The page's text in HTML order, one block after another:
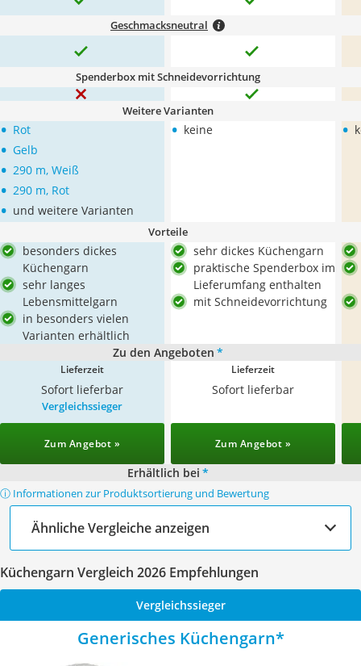
Geschmacksneutral
Spenderbox mit Schneidevorrichtung
Weitere Varianten
• Rot
• Gelb
• 290 m, Weiß
• 290 m, Rot
• und weitere Varianten
• keine •
Vorteile
besonders dickes
Küchengarn
sehr langes
Lebensmittelgarn
in besonders vielen
Varianten erhältlich
sehr dickes Küchengarn
praktische Spenderbox im
Lieferumfang enthalten
mit Schneidevorrichtung
Zu den Angeboten *
Lieferzeit
Sofort lieferbar
Lieferzeit
Sofort lieferbar
Vergleichssieger
Zum Angebot » Zum Angebot »
Erhältlich bei *
ⓘ Informationen zur Produktsortierung und Bewertung
Ähnliche Vergleiche anzeigen
Küchengarn Vergleich 2026 Empfehlungen
Vergleichssieger
Generisches Küchengarn